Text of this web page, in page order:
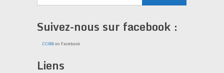
Suivez-nous sur facebook :
CCIBBon Facebook
Liens